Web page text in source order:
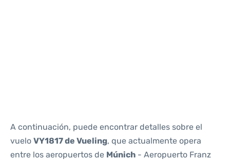
A continuación, puede encontrar detalles sobre el
vuelo VY1817 de Vueling, que actualmente opera
entre los aeropuertos de Múnich - Aeropuerto Franz